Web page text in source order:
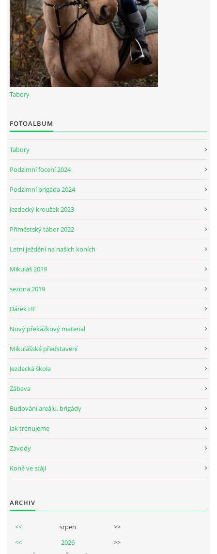
DĚKUJEME MĚSTU RYCHVALD ZA DOTACI V ROCE 2023
NABÍZÍME BRIGÁDU U NÁS VE STÁJI. PRO BLIŽŠÍ INFO
VOLEJTE 604265192
DĚKUJEME ZA PODPORU ČESKÉ UNIÍ SPORTU
JARNÍ BRIGÁDA SE ODKLÁDÁ.
PODZIMNÍ BRIGÁDA 9.11.2024
ČLENOVÉ JK CABALLERO Z RYCHVALDU
VELKÝ PÁTEK-18.4 KROUŽEK BUDE NORMÁLNĚ PROBÍHAT
PRAZDNINOVÝ KROUŽEK
Tabory
FOTOALBUM
Tabory
Podzimní focení 2024
Podzimní brigáda 2024
Jezdecký kroužek 2023
Příměstský tábor 2022
Letní ježdění na našich koních
Mikuláš 2019
sezona 2019
Dárek HF
Nový překážkový material
Mikulášské představení
Jezdecká škola
Zábava
Budování areálu, brigády
Jak trénujeme
Závody
Koně ve stáji
ARCHIV
<< srpen
>>
<<
2026
>>